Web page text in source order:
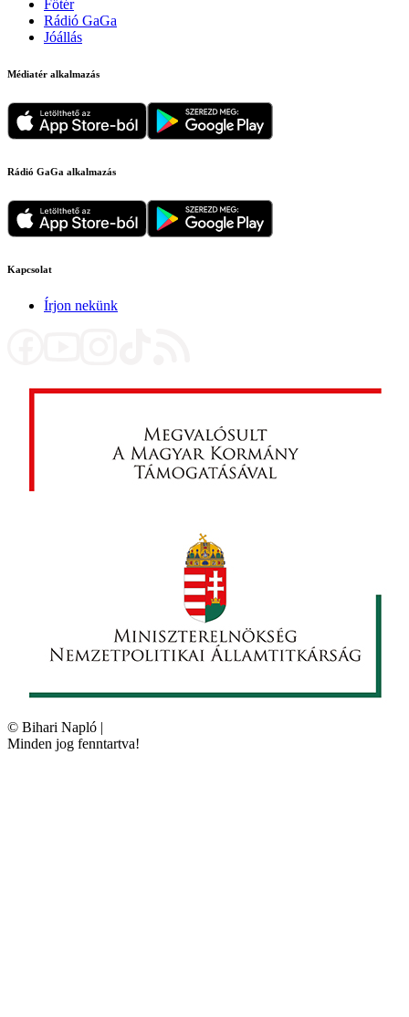
Főtér
Rádió GaGa
Jóállás
Médiatér alkalmazás
Rádió GaGa alkalmazás
Kapcsolat
Írjon nekünk
© Bihari Napló |
Minden jog fenntartva!